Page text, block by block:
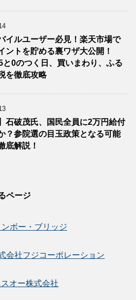
イルユーザー必見！楽天市場で
ントを貯める裏ワザ大公開！
と0のつく日、買いまわり、ふる
を徹底攻略
石破茂氏、国民全員に2万円給付
？参院選の目玉政策となる可能
底解説！
ページ
ボー・ブリッジ
会社フジコーポレーション
オー株式会社